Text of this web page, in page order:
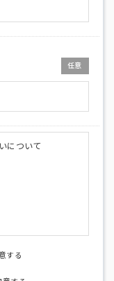
任意
について
する